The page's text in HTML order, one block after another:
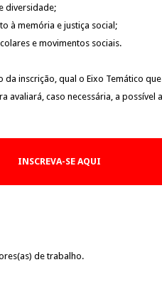
diversidade;
à memória e justiça social;
e movimentos sociais.
inscrição, qual o Eixo Temático
avaliará, caso necessária, a possível
INSCREVA-SE AQUI
de trabalho.